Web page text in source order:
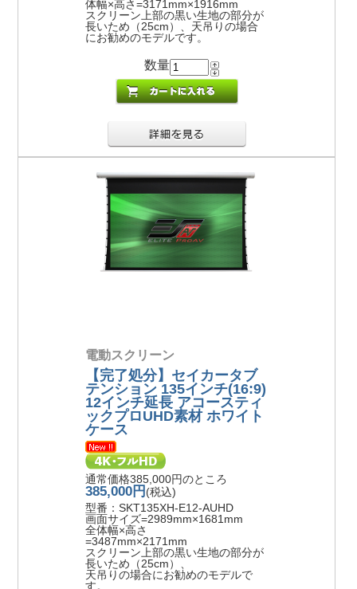
体幅×高さ=3171mm×1916mm
スクリーン上部の黒い生地の部分が
長いため（25cm）、天吊りの場合
にお勧めのモデルです。
数量
電動スクリーン
【完了処分】セイカータブ
テンション 135インチ(16:9)
12インチ延長 アコースティ
ックプロUHD素材 ホワイト
ケース
通常価格385,000円のところ
385,000円 (税込)
型番：SKT135XH-E12-AUHD
画面サイズ=2989mm×1681mm
全体幅×高さ
=3487mm×2171mm
スクリーン上部の黒い生地の部分が
長いため（25cm）、
天吊りの場合にお勧めのモデルで
す。